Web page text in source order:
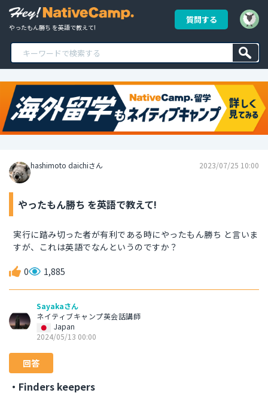
やったもん勝ち を英語で教えて!
質問する
hashimoto daichiさん 2023/07/25 10:00
やったもん勝ち を英語で教えて!
実行に踏み切った者が有利である時にやったもん勝ち と言いま
すが、これは英語でなんというのですか？
0 1,885
Sayakaさん
ネイティブキャンプ英会話講師
Japan
2024/05/13 00:00
回答
・Finders keepers